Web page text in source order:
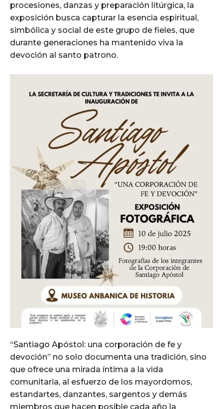
procesiones, danzas y preparación litúrgica, la
exposición busca capturar la esencia espiritual,
simbólica y social de este grupo de fieles, que
durante generaciones ha mantenido viva la
devoción al santo patrono.
“Santiago Apóstol: una corporación de fe y
devoción” no solo documenta una tradición, sino
que ofrece una mirada íntima a la vida
comunitaria, al esfuerzo de los mayordomos,
estandartes, danzantes, sargentos y demás
miembros que hacen posible cada año la